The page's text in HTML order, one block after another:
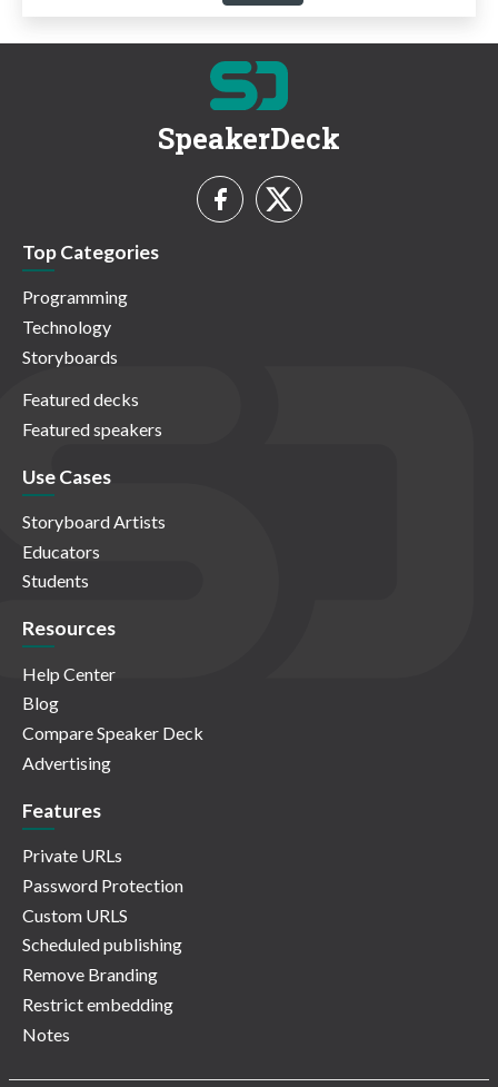
SpeakerDeck
Top Categories
Programming
Technology
Storyboards
Featured decks
Featured speakers
Use Cases
Storyboard Artists
Educators
Students
Resources
Help Center
Blog
Compare Speaker Deck
Advertising
Features
Private URLs
Password Protection
Custom URLS
Scheduled publishing
Remove Branding
Restrict embedding
Notes